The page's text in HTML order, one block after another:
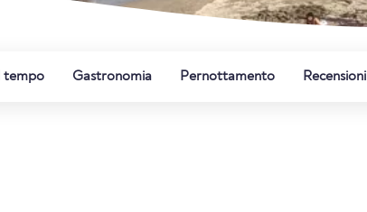
Il tempo Gastronomia Pernottamento Recensioni